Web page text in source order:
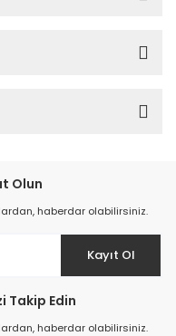
Olun
haberdar olabilirsiniz.
Kayıt Ol
Takip Edin
haberdar olabilirsiniz.